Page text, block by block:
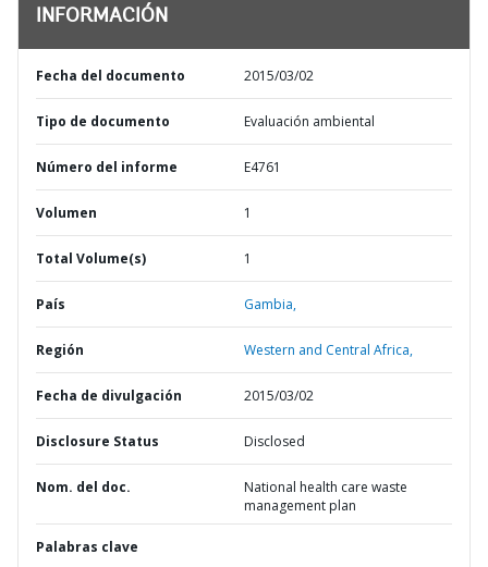
INFORMACIÓN
Fecha del documento 2015/03/02
Tipo de documento Evaluación ambiental
Número del informe E4761
Volumen 1
Total Volume(s) 1
País Gambia,
Región Western and Central Africa,
Fecha de divulgación 2015/03/02
Disclosure Status Disclosed
Nom. del doc.
National health care waste
management plan
Palabras clave